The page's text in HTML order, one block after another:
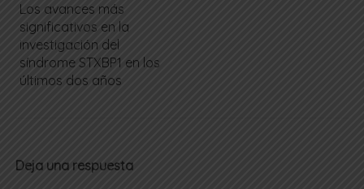
Los avances más
significativos en la
investigación del
síndrome STXBP1 en los
últimos dos años
Deja una respuesta